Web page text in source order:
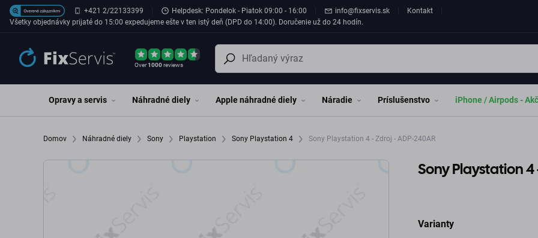
Preskočiť na hlavný obsah+421 2/22133399 Helpdesk: Pondelok - Piatok 09:00 - 16:00 info@fixservis.sk
Kontakt
Všetky objednávky prijaté do 15:00 expedujeme ešte v ten istý deň (DPD do 14:00). Doručenie už do 24 hodín.
Over1000reviews
Opravy a servis Náhradné diely Apple náhradné diely Náradie Príslušenstvo iPhone / Airpods -
Domov Náhradné diely Sony Playstation Sony Playstation 4 Sony Playstation 4 - Zdroj - ADP-240AR
Sony Playstation 4
Varianty